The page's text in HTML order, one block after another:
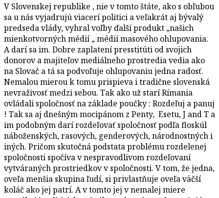
V Slovenskej republike , nie v tomto štáte, ako s obľubou
sa u nás vyjadrujú viacerí politici a veľakrát aj bývalý
predseda vlády, vyhral voľby ďalší produkt „našich
mienkotvorných médií „ médií masového ohlupovania.
A darí sa im. Dobre zaplatení presstitúti od svojich
donorov a majiteľov mediálneho prostredia vedia ako
na Slovač a tá sa podvoľuje ohlupovaniu jedna radosť.
Nemalou mierou k tomu prispieva i tradične slovenská
nevraživosť medzi sebou. Tak ako už starí Rímania
ovládali spoločnosť na základe poučky : Rozdeľuj a panuj
! Tak sa aj dnešným mocipánom z Penty, Esetu, J and T a
im podobným darí rozdeľovať spoločnosť podľa floskúl
náboženských, rasových, genderových, národnostných i
iných. Pričom skutočná podstata problému rozdelenej
spoločnosti spočíva v nespravodlivom rozdeľovaní
vytváraných prostriedkov v spoločnosti. V tom, že jedna,
oveľa menšia skupina ľudí, si privlastňuje oveľa väčší
koláč ako jej patrí. A v tomto jej v nemalej miere